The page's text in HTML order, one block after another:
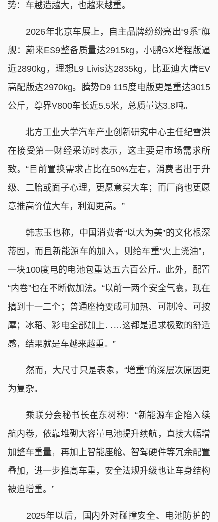
势：车越造越大，也越来越重。
2026年北京车展上，自主品牌纷纷亮出“9系”旗
舰：蔚来ES9整备质量达2915kg，小鹏GX增程版逼
近2890kg，理想L9 Livis达2835kg，比亚迪大唐EV
高配版达2970kg。腾势D9 115度电版更是重达3015
公斤，尊界V800车长近5.5米，总质量达3.8吨。
北方工业大学汽车产业创新研究中心主任纪雪洪
在接受第一财经采访时表示，这主要是市场需求所
致。“目前置换需求占比在50%左右，消费者出于升
级、二胎或面子心理，更愿意买大车；而厂商也更愿
意推高价位大车，利润更高。”
韩志玉也称，中国消费者“以大为美”的文化根深
蒂固，而且新能源车的加入，则给车重“火上浇油”，
一块100度电的电池包重达五六百公斤。此外，配置
“内卷”也在不断做加法。“以前一两个安全气囊，现在
搞到十一二个；普通座椅变成可加热、可制冷、可按
摩；冰箱、彩电全部加上……这都是追求极致的舒适
感，结果就是车越来越重。”
然而，大尺寸只是表象，“增重”的深层次原因更
为复杂。
乘联分会秘书长崔东树称：“新能源车企陷入续
航内卷，依靠堆砌大容量电池提升续航，直接大幅增
加整车重量，再加上智能座舱、智驾硬件等冗余配置
叠加，进一步推高车重，安全法规升级也让车身结构
被迫增重。”
2025年以后，国内外对碰撞安全、电池防护的